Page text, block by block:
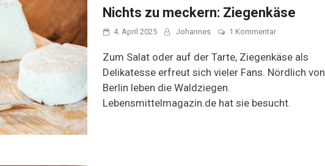
Nichts zu meckern: Ziegenkäse
4. April 2025 Johannes 1 Kommentarzu
zu
Ziegenkäse
Zum Salat oder auf der Tarte, Ziegenkäse als
Delikatesse erfreut sich vieler Fans. Nördlich von
Berlin leben die Waldziegen.
Lebensmittelmagazin.de hat sie besucht.